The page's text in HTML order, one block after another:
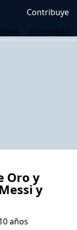
Contribuye
ECONOMÍA
Oro y
y
años